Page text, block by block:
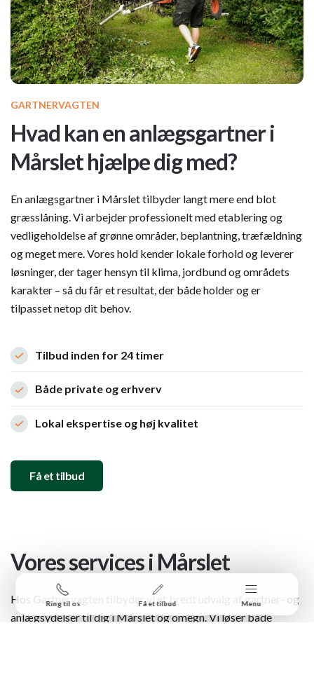
GARTNERVAGTEN
Hvad kan en anlægsgartner i
Mårslet hjælpe dig med?
En anlægsgartner i Mårslet tilbyder langt mere end blot
græsslåning. Vi arbejder professionelt med etablering og
vedligeholdelse af grønne områder, beplantning, træfældning
og meget mere. Vores hold kender lokale forhold og leverer
løsninger, der tager hensyn til klima, jordbund og områdets
karakter – så du får et resultat, der både holder og er
tilpasset netop dit behov.
Tilbud inden for 24 timer
Både private og erhverv
Lokal ekspertise og høj kvalitet
Få et tilbud
Vores services i Mårslet
Hos Gartnervagten tilbyder vi et bredt udvalg af gartner- og
anlægsydelser til dig i Mårslet og omegn. Vi løser både
Ring til os Få et tilbud Menu